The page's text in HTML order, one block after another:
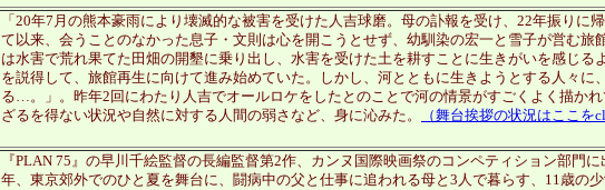
「20年7月の熊本豪雨により壊滅的な被害を受けた人吉球磨。母の訃報を受け、22年振りに
て以来、会うことのなかった息子・文則は心を開こうとせず、幼馴染の宏一と雪子が営む旅
は水害で荒れ果てた田畑の開墾に乗り出し、水害を受けた土を耕すことに生きがいを感じる
を説得して、旅館再生に向けて進み始めていた。しかし、河とともに生きようとする人々に
る…。」。昨年2回にわたり人吉でオールロケをしたとのことで河の情景がすごくよく描か
ざるを得ない状況や自然に対する人間の弱さなど、身に沁みた。
（舞台挨拶の状況はここを
『PLAN 75』の早川千絵監督の長編監督第2作、カンヌ国際映画祭のコンペティション部門
年、東京郊外でのひと夏を舞台に、闘病中の父と仕事に追われる母と3人で暮らす、11歳の